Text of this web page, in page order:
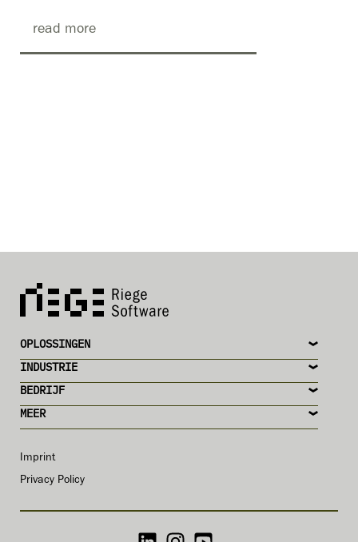
read more
MEER
BEDRIJF
INDUSTRIE
OPLOSSINGEN
Imprint
Privacy Policy